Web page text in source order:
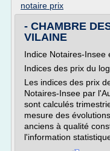
notaire prix
- CHAMBRE
VILAINE
Indice Notaires-Insee
Indices des prix du
Les indices des prix
Notaires-Insee par
sont calculés
mesure des
anciens à qualité
l'information